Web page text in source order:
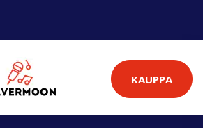
KAUPPA